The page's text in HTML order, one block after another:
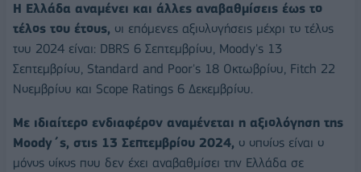
Η Ελλάδα αναμένει και άλλες αναβαθμίσεις έως το
τέλος του έτους, οι επόμενες αξιολογήσεις μέχρι το τέλος
του 2024 είναι: DBRS 6 Σεπτεμβρίου, Moody's 13
Σεπτεμβρίου, Standard and Poor's 18 Οκτωβρίου, Fitch 22
Νοεμβρίου και Scope Ratings 6 Δεκεμβρίου.
Με ιδιαίτερο ενδιαφέρον αναμένεται η αξιολόγηση της
Moody΄s, στις 13 Σεπτεμβρίου 2024, ο οποίος είναι ο
μόνος οίκος που δεν έχει αναβαθμίσει την Ελλάδα σε